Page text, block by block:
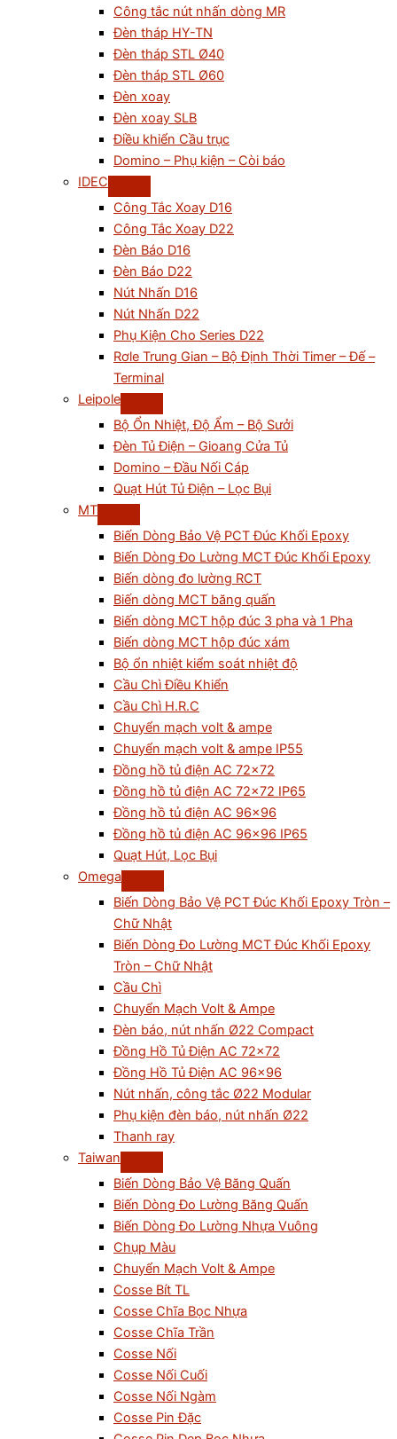
Công tắc nút nhấn dòng MR
Đèn tháp HY-TN
Đèn tháp STL Ø40
Đèn tháp STL Ø60
Đèn xoay
Đèn xoay SLB
Điều khiển Cầu trục
Domino – Phụ kiện – Còi báo
IDEC
Công Tắc Xoay D16
Công Tắc Xoay D22
Đèn Báo D16
Đèn Báo D22
Nút Nhấn D16
Nút Nhấn D22
Phụ Kiện Cho Series D22
Rơle Trung Gian – Bộ Định Thời Timer – Đế –
Terminal
Leipole
Bộ Ổn Nhiệt, Độ Ẩm – Bộ Sưởi
Đèn Tủ Điện – Gioang Cửa Tủ
Domino – Đầu Nối Cáp
Quạt Hút Tủ Điện – Lọc Bụi
MT
Biến Dòng Bảo Vệ PCT Đúc Khối Epoxy
Biến Dòng Đo Lường MCT Đúc Khối Epoxy
Biến dòng đo lường RCT
Biến dòng MCT băng quấn
Biến dòng MCT hộp đúc 3 pha và 1 Pha
Biến dòng MCT hộp đúc xám
Bộ ổn nhiệt kiểm soát nhiệt độ
Cầu Chì Điều Khiển
Cầu Chì H.R.C
Chuyển mạch volt & ampe
Chuyển mạch volt & ampe IP55
Đồng hồ tủ điện AC 72×72
Đồng hồ tủ điện AC 72×72 IP65
Đồng hồ tủ điện AC 96×96
Đồng hồ tủ điện AC 96×96 IP65
Quạt Hút, Lọc Bụi
Omega
Biến Dòng Bảo Vệ PCT Đúc Khối Epoxy Tròn –
Chữ Nhật
Biến Dòng Đo Lường MCT Đúc Khối Epoxy
Tròn – Chữ Nhật
Cầu Chì
Chuyển Mạch Volt & Ampe
Đèn báo, nút nhấn Ø22 Compact
Đồng Hồ Tủ Điện AC 72×72
Đồng Hồ Tủ Điện AC 96×96
Nút nhấn, công tắc Ø22 Modular
Phụ kiện đèn báo, nút nhấn Ø22
Thanh ray
Taiwan
Biến Dòng Bảo Vệ Băng Quấn
Biến Dòng Đo Lường Băng Quấn
Biến Dòng Đo Lường Nhựa Vuông
Chụp Màu
Chuyển Mạch Volt & Ampe
Cosse Bít TL
Cosse Chĩa Bọc Nhựa
Cosse Chĩa Trần
Cosse Nối
Cosse Nối Cuối
Cosse Nối Ngàm
Cosse Pin Đặc